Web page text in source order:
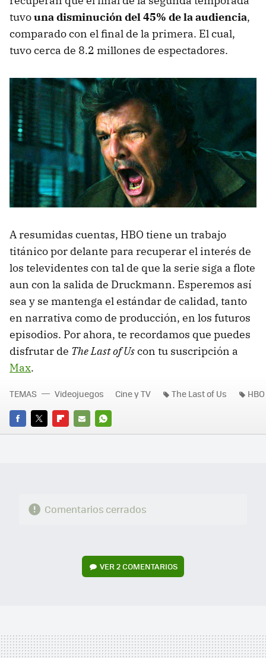
tuvouna disminución del 45% de la audiencia,
comparado con el final de la primera. El cual,
tuvo cerca de 8.2 millones de espectadores.
A resumidas cuentas, HBO tiene un trabajo
titánico por delante para recuperar el interés de
los televidentes con tal de que la serie siga a flote
aun con la salida de Druckmann. Esperemos así
sea y se mantenga el estándar de calidad, tanto
en narrativa como de producción, en los futuros
episodios. Por ahora, te recordamos que puedes
disfrutar de The Last of Uscon tu suscripción a
Max.
FACEBOOK
TWITTERFLIPBOARD
E-
WHATSAPP
TEMAS Videojuegos Cine y TV The Last of Us HBO
Comentarios cerrados
VER2 COMENTARIOS